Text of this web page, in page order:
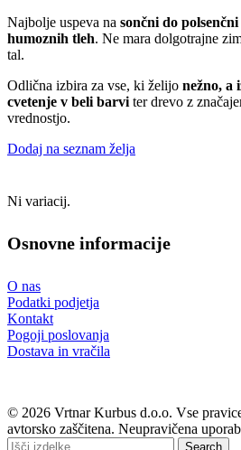
Najbolje uspeva na sončni do polsenčni
humoznih tleh. Ne mara dolgotrajne
tal.
Odlična izbira za vse, ki želijo nežno, a
cvetenje v beli barvi ter drevo z
vrednostjo.
Dodaj na seznam želja
Ni variacij.
Osnovne informacije
O nas
Podatki podjetja
Kontakt
Pogoji poslovanja
Dostava in vračila
© 2026 Vrtnar Kurbus d.o.o. Vse
avtorsko zaščitena. Neupravičena
Search